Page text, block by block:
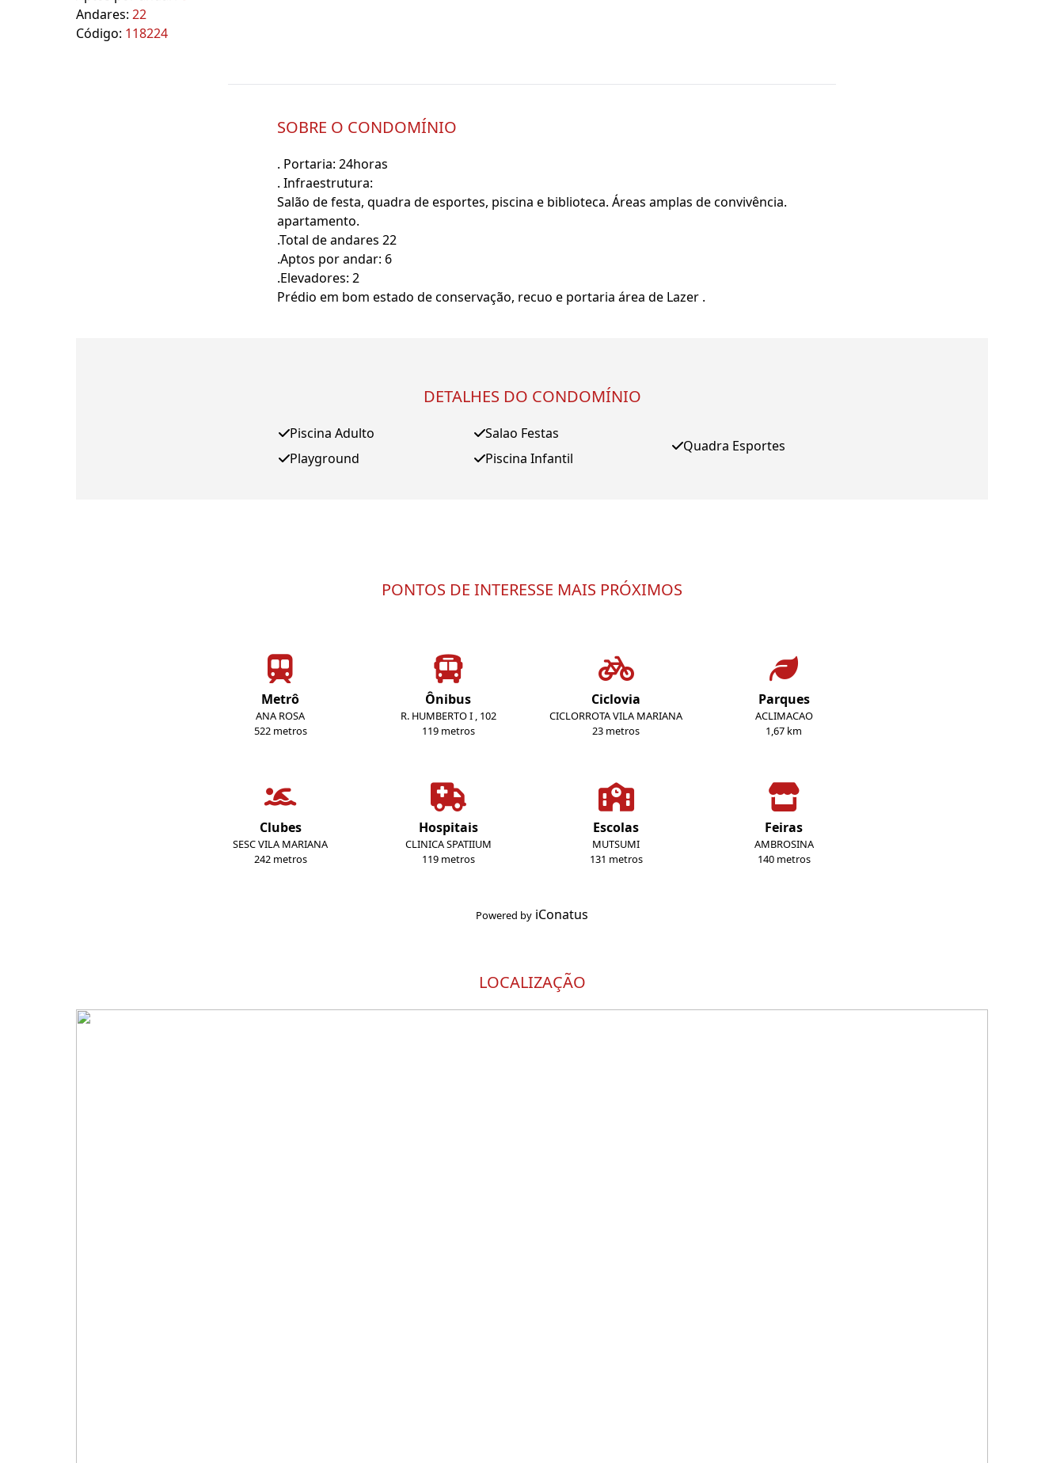
Andares: 22
Código: 118224
SOBRE O CONDOMÍNIO
. Portaria: 24horas
. Infraestrutura:
Salão de festa, quadra de esportes, piscina e biblioteca. Áreas amplas de convivência.
apartamento.
.Total de andares 22
.Aptos por andar: 6
.Elevadores: 2
Prédio em bom estado de conservação, recuo e portaria área de Lazer .
DETALHES DO CONDOMÍNIO
Piscina Adulto
Playground
Salao Festas
Piscina Infantil
Quadra Esportes
PONTOS DE INTERESSE MAIS PRÓXIMOS
Metrô
ANA ROSA
522 metros
Ônibus
R. HUMBERTO I , 102
119 metros
Ciclovia
CICLORROTA VILA MARIANA
23 metros
Parques
ACLIMACAO
1,67 km
Clubes
SESC VILA MARIANA
242 metros
Hospitais
CLINICA SPATIIUM
119 metros
Escolas
MUTSUMI
131 metros
Feiras
AMBROSINA
140 metros
Powered by iConatus
LOCALIZAÇÃO